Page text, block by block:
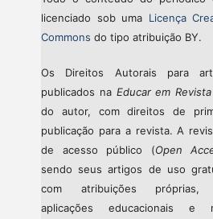
licenciado sob uma Licença
Commons do tipo atribuição BY.
Os Direitos Autorais para
publicados na Educar em Revista
do autor, com direitos de
publicação para a revista. A
de acesso público (Open
sendo seus artigos de uso
com atribuições próprias,
aplicações educacionais e